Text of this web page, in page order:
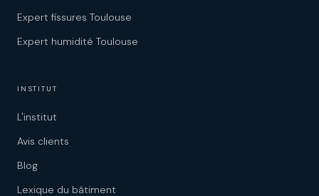
Expert fissures Toulouse
Expert humidité Toulouse
INSTITUT
L'institut
Avis clients
Blog
Lexique du bâtiment